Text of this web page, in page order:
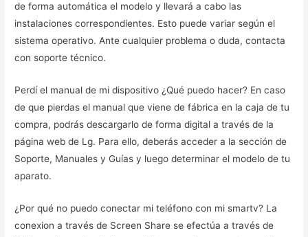
de forma automática el modelo y llevará a cabo las
instalaciones correspondientes. Esto puede variar según el
sistema operativo. Ante cualquier problema o duda, contacta
con soporte técnico.
Perdí el manual de mi dispositivo ¿Qué puedo hacer? En caso
de que pierdas el manual que viene de fábrica en la caja de tu
compra, podrás descargarlo de forma digital a través de la
página web de Lg. Para ello, deberás acceder a la sección de
Soporte, Manuales y Guías y luego determinar el modelo de tu
aparato.
¿Por qué no puedo conectar mi teléfono con mi smartv? La
conexion a través de Screen Share se efectúa a través de